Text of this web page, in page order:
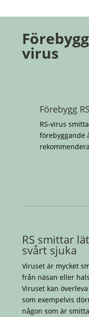
virus
Förebygg
RS-virus
förebyggande
RS smittar
svårt sjuka
Viruset är mycket
från näsan eller
Viruset kan
som exempelvis
någon som är